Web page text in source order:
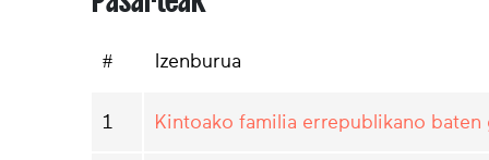
# Izenburua
1 Kintoako familia errepublikano